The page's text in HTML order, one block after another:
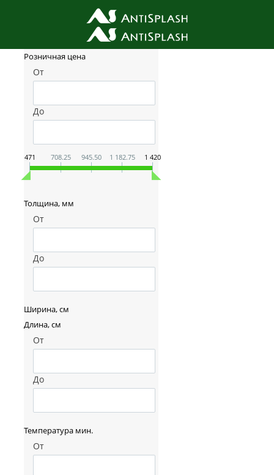
Фильтр товаров
Розничная цена
От
До
471 708.25 945.50 1 182.75 1 420
Толщина, мм
От
До
Ширина, см
Длина, см
От
До
Температура мин.
От